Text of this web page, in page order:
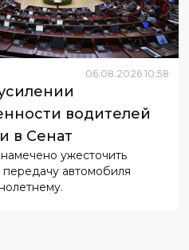
06.08.2026 10:58
водителей
в Сенат
ужесточить